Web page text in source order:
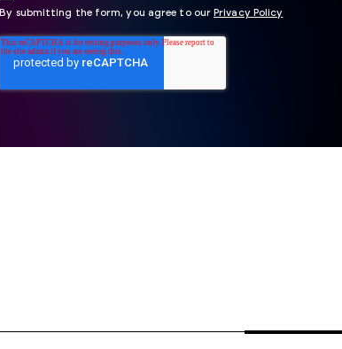
By submitting the form, you agree to our Privacy Policy